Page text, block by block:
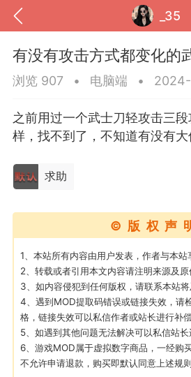
_35
道具
MOD下载 攻略教程
大人
Lv.8
02-10 15:45
电脑端 其他&工具
有没有攻击方式都变化的
浏览 907 • 电脑端 •
之前用过一个武士刀轻攻击三
样，找不到了，不知道有没有大
求助
©版权声
1、本站所有内容由用户发表，作者与本站
2、转载或者引用本文内容请注明来源及原
3、如内容侵犯到任何版权，请联系本站将
4、遇到MOD提取码错误或链接失效，请
格，链接失效可以私信作者或站长进行补偿
5、如遇到其他问题无法解决可以私信站长
6、游戏MOD属于虚拟数字商品，一经购
不允许申请退款，购买即默认同意上述规则